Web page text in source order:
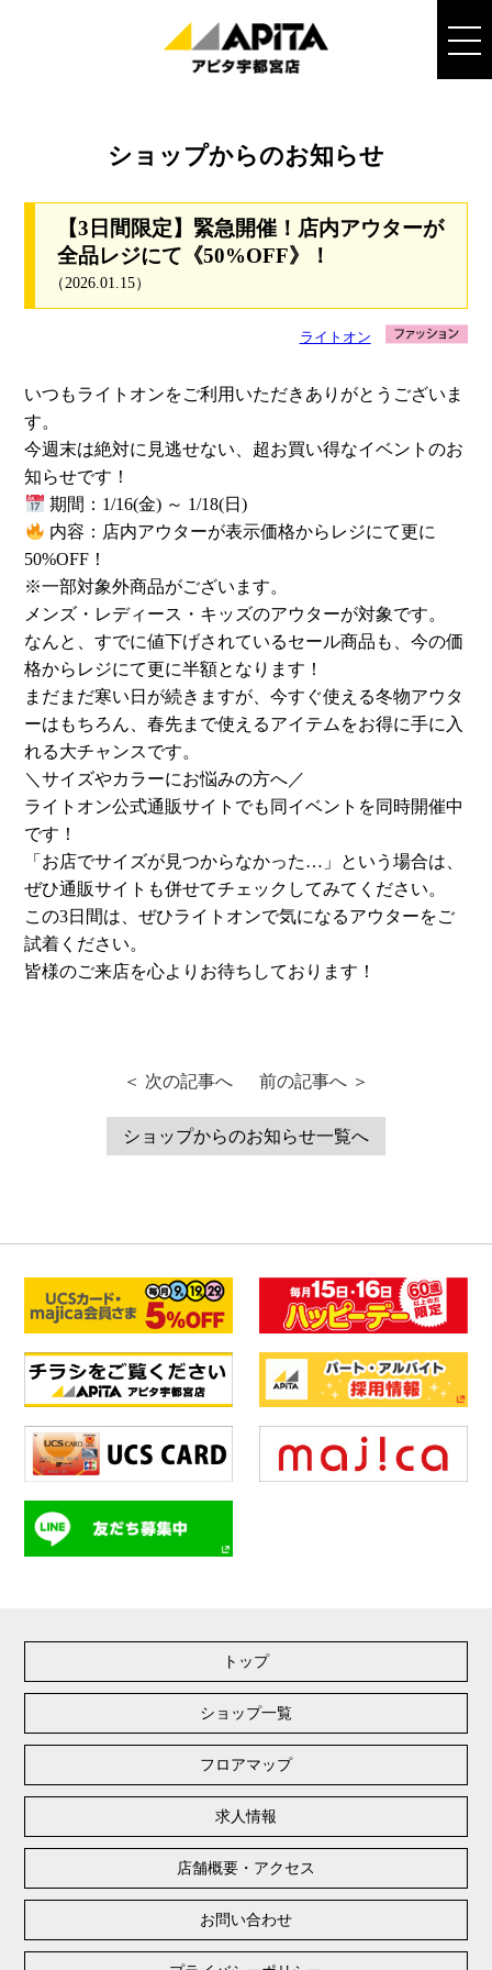
ショップからのお知らせ
【3日間限定】緊急開催！店内アウターが
全品レジにて《50%OFF》！
（2026.01.15）
ライトオン
いつもライトオンをご利用いただきありがとうございま
す。
今週末は絶対に見逃せない、超お買い得なイベントのお
知らせです！
期間：1/16(金) ～ 1/18(日)
内容：店内アウターが表示価格からレジにて更に
50%OFF！
※一部対象外商品がございます。
メンズ・レディース・キッズのアウターが対象です。
なんと、すでに値下げされているセール商品も、今の価
格からレジにて更に半額となります！
まだまだ寒い日が続きますが、今すぐ使える冬物アウタ
ーはもちろん、春先まで使えるアイテムをお得に手に入
れる大チャンスです。
＼サイズやカラーにお悩みの方へ／
ライトオン公式通販サイトでも同イベントを同時開催中
です！
「お店でサイズが見つからなかった…」という場合は、
ぜひ通販サイトも併せてチェックしてみてください。
この3日間は、ぜひライトオンで気になるアウターをご
試着ください。
皆様のご来店を心よりお待ちしております！
＜ 次の記事へ 前の記事へ ＞
ショップからのお知らせ一覧へ
トップ
ショップ一覧
フロアマップ
求人情報
店舗概要・アクセス
お問い合わせ